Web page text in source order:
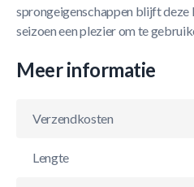
sprongeigenschappen blijft deze
seizoen een plezier om te
Meer informatie
Verzendkosten
Lengte